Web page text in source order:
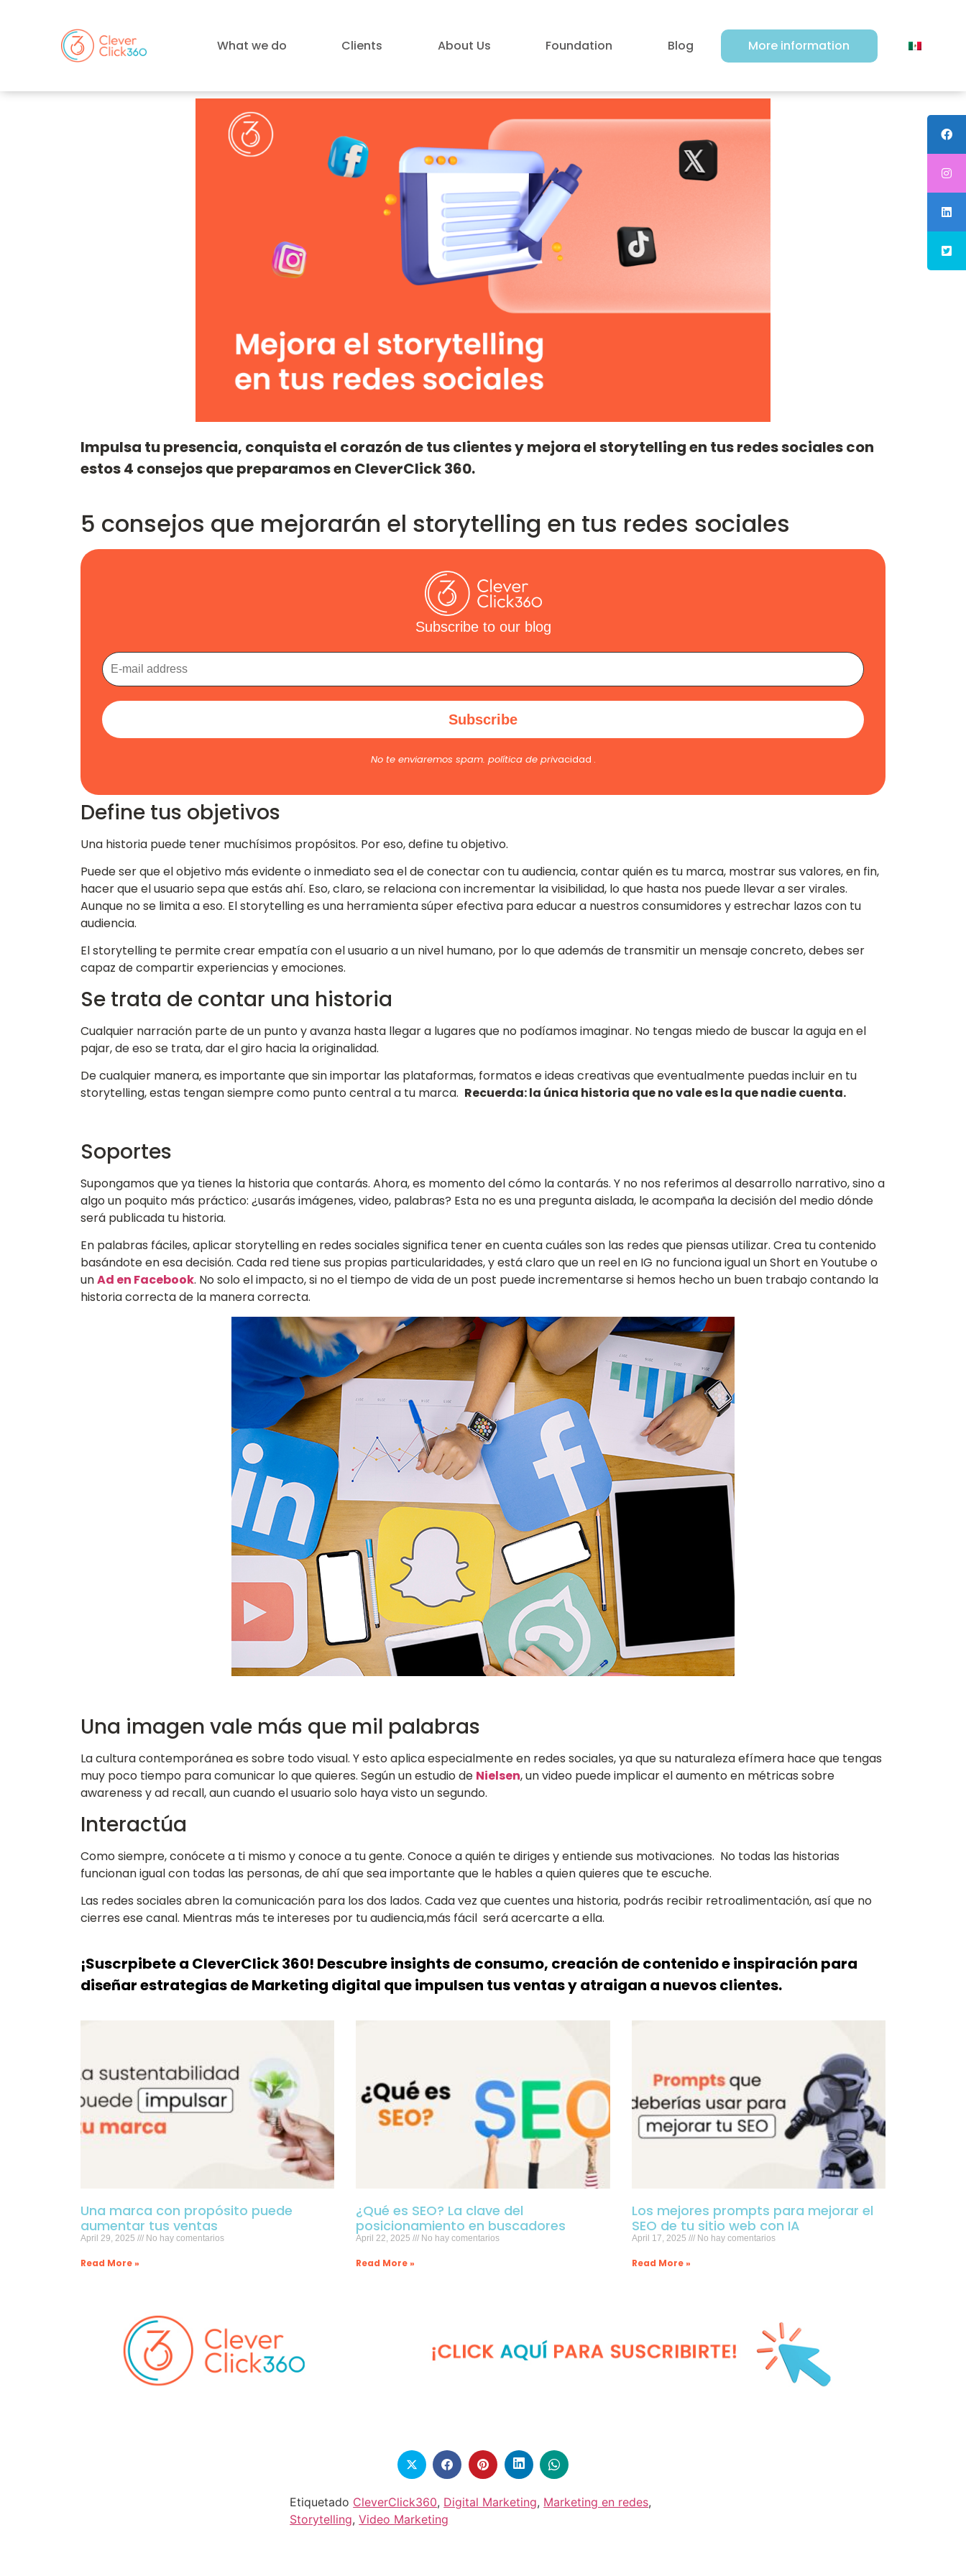
What we do Clients About Us Foundation Blog More information
Impulsa tu presencia, conquista el corazón de tus clientes y mejora el storytelling en tus redes sociales con
estos 4 consejos que preparamos en CleverClick 360.
5 consejos que mejorarán el storytelling en tus redes sociales
Subscribe to our blog
No te enviaremos spam. política de privacidad .
Define tus objetivos
Una historia puede tener muchísimos propósitos. Por eso, define tu objetivo.
Puede ser que el objetivo más evidente o inmediato sea el de conectar con tu audiencia, contar quién es tu marca, mostrar sus valores, en fin,
hacer que el usuario sepa que estás ahí. Eso, claro, se relaciona con incrementar la visibilidad, lo que hasta nos puede llevar a ser virales.
Aunque no se limita a eso. El storytelling es una herramienta súper efectiva para educar a nuestros consumidores y estrechar lazos con tu
audiencia.
El storytelling te permite crear empatía con el usuario a un nivel humano, por lo que además de transmitir un mensaje concreto, debes ser
capaz de compartir experiencias y emociones.
Se trata de contar una historia
Cualquier narración parte de un punto y avanza hasta llegar a lugares que no podíamos imaginar. No tengas miedo de buscar la aguja en el
pajar, de eso se trata, dar el giro hacia la originalidad.
De cualquier manera, es importante que sin importar las plataformas, formatos e ideas creativas que eventualmente puedas incluir en tu
storytelling, estas tengan siempre como punto central a tu marca. Recuerda: la única historia que no vale es la que nadie cuenta.
Soportes
Supongamos que ya tienes la historia que contarás. Ahora, es momento del cómo la contarás. Y no nos referimos al desarrollo narrativo, sino a
algo un poquito más práctico: ¿usarás imágenes, video, palabras? Esta no es una pregunta aislada, le acompaña la decisión del medio dónde
será publicada tu historia.
En palabras fáciles, aplicar storytelling en redes sociales significa tener en cuenta cuáles son las redes que piensas utilizar. Crea tu contenido
basándote en esa decisión. Cada red tiene sus propias particularidades, y está claro que un reel en IG no funciona igual un Short en Youtube o
unAd en Facebook. No solo el impacto, si no el tiempo de vida de un post puede incrementarse si hemos hecho un buen trabajo contando la
historia correcta de la manera correcta.
Una imagen vale más que mil palabras
La cultura contemporánea es sobre todo visual. Y esto aplica especialmente en redes sociales, ya que su naturaleza efímera hace que tengas
muy poco tiempo para comunicar lo que quieres. Según un estudio de Nielsen, un video puede implicar el aumento en métricas sobre
awareness y ad recall, aun cuando el usuario solo haya visto un segundo.
Interactúa
Como siempre, conócete a ti mismo y conoce a tu gente. Conoce a quién te diriges y entiende sus motivaciones. No todas las historias
funcionan igual con todas las personas, de ahí que sea importante que le hables a quien quieres que te escuche.
Las redes sociales abren la comunicación para los dos lados. Cada vez que cuentes una historia, podrás recibir retroalimentación, así que no
cierres ese canal. Mientras más te intereses por tu audiencia,más fácil será acercarte a ella.
¡Suscrpibete a CleverClick 360! Descubre insights de consumo, creación de contenido e inspiración para
diseñar estrategias de Marketing digital que impulsen tus ventas y atraigan a nuevos clientes.
Una marca con propósito puede
aumentar tus ventas
April 29, 2025 No hay comentarios
Read More »
¿Qué es SEO? La clave del
posicionamiento en buscadores
April 22, 2025 No hay comentarios
Read More »
Los mejores prompts para mejorar el
SEO de tu sitio web con IA
April 17, 2025 No hay comentarios
Read More »
Etiquetado CleverClick360, Digital Marketing, Marketing en redes,
Storytelling,Video Marketing